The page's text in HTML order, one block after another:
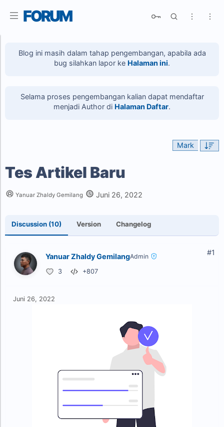
FORUM
Blog ini masih dalam tahap pengembangan, apabila ada
bug silahkan lapor ke Halaman ini.
Selama proses pengembangan kalian dapat mendaftar
menjadi Author di Halaman Daftar.
Mark
Tes Artikel Baru
Yanuar Zhaldy Gemilang Juni 26, 2022
Discussion (10) Version Changelog
Yanuar Zhaldy GemilangAdmin
3 +807
Juni 26, 2022
#1